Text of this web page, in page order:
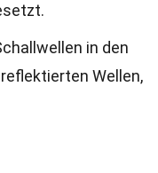
in den
Wellen,